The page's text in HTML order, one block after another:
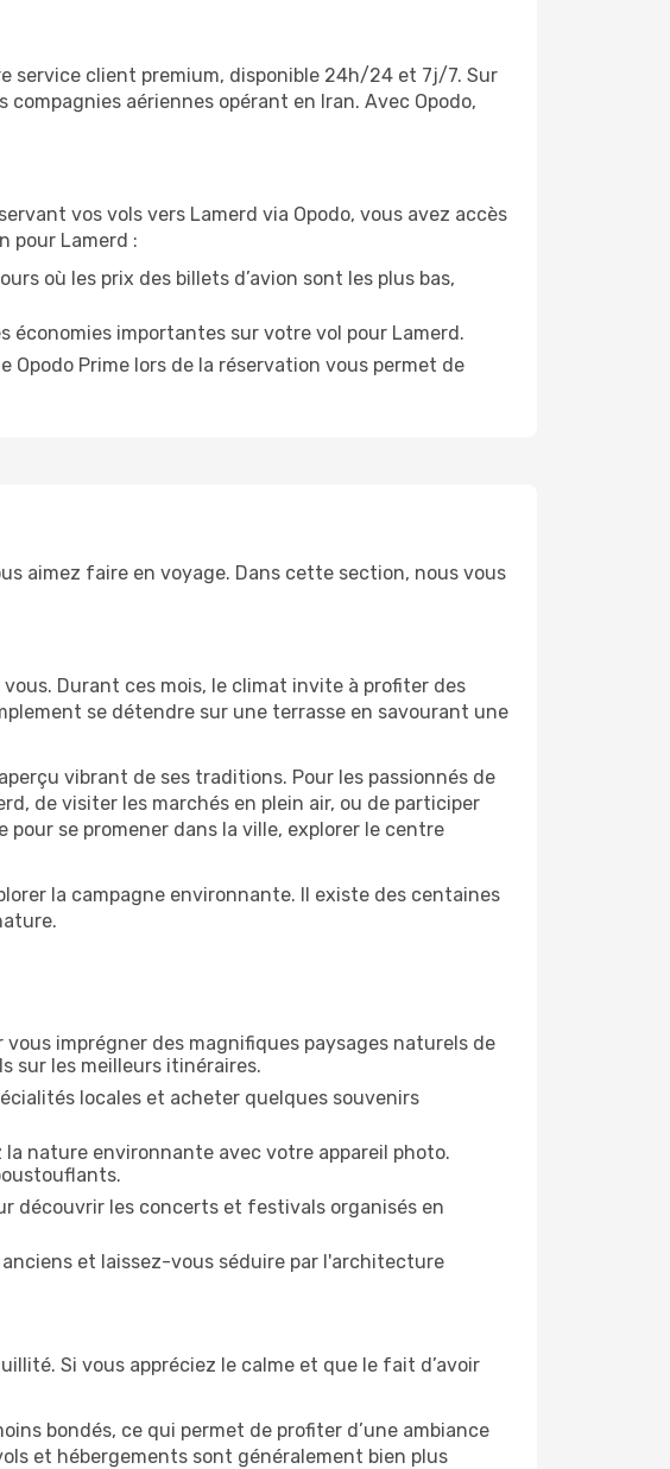
service client premium, disponible 24h/24 et 7j/7. Sur
aériennes opérant en Iran. Avec Opodo,
vos vols vers Lamerd via Opodo, vous avez accès
pour Lamerd :
où les prix des billets d’avion sont les plus bas,
économies importantes sur votre vol pour Lamerd.
Prime lors de la réservation vous permet de
aimez faire en voyage. Dans cette section, nous vous
Durant ces mois, le climat invite à profiter des
se détendre sur une terrasse en savourant une
vibrant de ses traditions. Pour les passionnés de
de visiter les marchés en plein air, ou de participer
se promener dans la ville, explorer le centre
la campagne environnante. Il existe des centaines
imprégner des magnifiques paysages naturels de
sur les meilleurs itinéraires.
locales et acheter quelques souvenirs
nature environnante avec votre appareil photo.
découvrir les concerts et festivals organisés en
et laissez-vous séduire par l'architecture
Si vous appréciez le calme et que le fait d’avoir
bondés, ce qui permet de profiter d’une ambiance
et hébergements sont généralement bien plus